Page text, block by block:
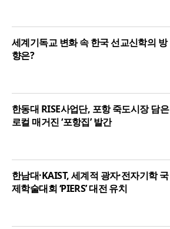
세계기독교 변화 속 한국 선교신학의 방
향은?
한동대 RISE사업단, 포항 죽도시장 담은
로컬 매거진 ‘포항집’ 발간
한남대·KAIST, 세계적 광자·전자기학 국
제학술대회 ‘PIERS’ 대전 유치